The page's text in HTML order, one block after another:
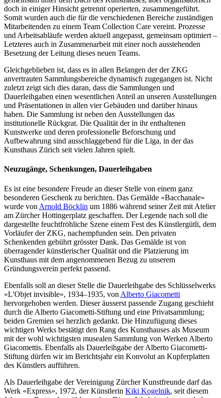
doch in einiger Hinsicht getrennt operierten, zusammengeführt.
Somit wurden auch die für die verschiedenen Bereiche zuständigen
Mitarbeitenden zu einem Team Collection Care vereint. Prozesse
und Arbeitsabläufe werden aktuell angepasst, gemeinsam optimiert –
Letzteres auch in Zusammenarbeit mit einer noch ausstehenden
Besetzung der Leitung dieses neuen Teams.
Gleichgeblieben ist, dass es in allen Belangen der der ZKG
anvertrauten Sammlungsbereiche dynamisch zugegangen ist. Nicht
zuletzt zeigt sich dies daran, dass die Sammlungen und
Dauerleihgaben einen wesentlichen Anteil an unseren Ausstellungen
und Präsentationen in allen vier Gebäuden und darüber hinaus
haben. Die Sammlung ist neben den Ausstellungen das
institutionelle Rückgrat. Die Qualität der in ihr enthaltenen
Kunstwerke und deren professionelle Beforschung und
Aufbewahrung sind ausschlaggebend für die Liga, in der das
Kunsthaus Zürich seit vielen Jahren spielt.
Neuzugänge, Schenkungen, Dauerleihgaben
Es ist eine besondere Freude an dieser Stelle von einem ganz
besonderen Geschenk zu berichten. Das Gemälde «Bacchanale»
wurde von Arnold Böcklin um 1886 während seiner Zeit mit Atelier
am Zürcher Hottingerplatz geschaffen. Der Legende nach soll die
dargestellte feuchtfröhliche Szene einem Fest des Künstlergütli, dem
Vorläufer der ZKG, nachempfunden sein. Den privaten
Schenkenden gebührt grösster Dank. Das Gemälde ist von
überragender künstlerischer Qualität und die Platzierung im
Kunsthaus mit dem angenommenen Bezug zu unserem
Gründungsverein perfekt passend.
Ebenfalls soll an dieser Stelle die Dauerleihgabe des Schlüsselwerks
«L'Objet invisible», 1934–1935, von Alberto Giacometti
hervorgehoben werden. Dieser äusserst passende Zugang geschieht
durch die Alberto Giacometti-Stiftung und eine Privatsammlung;
beiden Gremien sei herzlich gedankt. Die Hinzufügung dieses
wichtigen Werks bestätigt den Rang des Kunsthauses als Museum
mit der wohl wichtigsten musealen Sammlung von Werken Alberto
Giacomettis. Ebenfalls als Dauerleihgabe der Alberto Giacometti-
Stiftung dürfen wir im Berichtsjahr ein Konvolut an Kupferplatten
des Künstlers aufführen.
Als Dauerleihgabe der Vereinigung Zürcher Kunstfreunde darf das
Werk «Express», 1972, der Künstlerin Kiki Kogelnik, seit diesem